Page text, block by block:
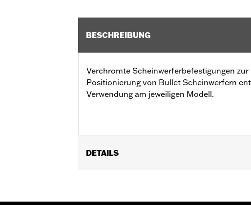
BESCHREIBUNG
Verchromte Scheinwerferbefestigungen zur
Positionierung von Bullet Scheinwerfern
Verwendung am jeweiligen Modell.
DETAILS
In Einheiten erhältlich:Jeweils